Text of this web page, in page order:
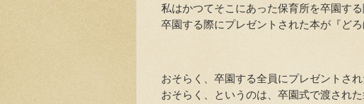
私はかつてそこにあった保育所を卒園する
卒園する際にプレゼントされた本が『どろ
おそらく、卒園する全員にプレゼントされ
おそらく、というのは、卒園式で渡され